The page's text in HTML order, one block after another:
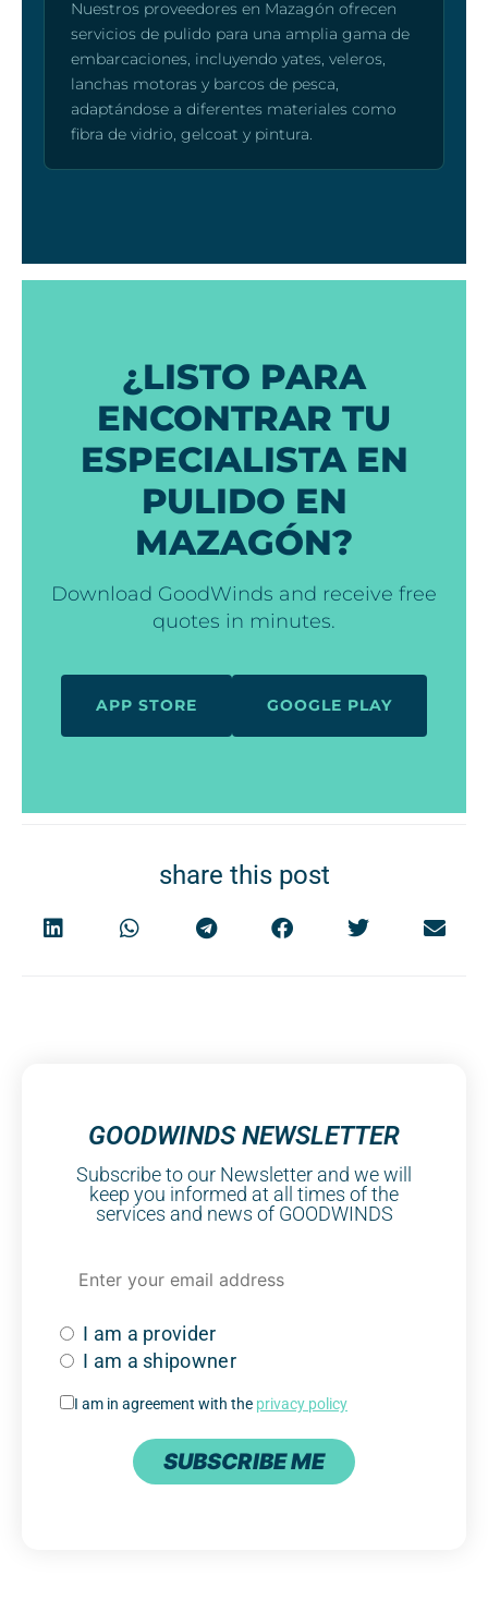
Nuestros proveedores en Mazagón ofrecen
servicios de pulido para una amplia gama de
embarcaciones, incluyendo yates, veleros,
lanchas motoras y barcos de pesca,
adaptándose a diferentes materiales como
fibra de vidrio, gelcoat y pintura.
¿LISTO PARA
ENCONTRAR TU
ESPECIALISTA EN
PULIDO EN
MAZAGÓN?
Download GoodWinds and receive free
quotes in minutes.
APP STORE GOOGLE PLAY
share this post
GOODWINDS NEWSLETTER
Subscribe to our Newsletter and we will
keep you informed at all times of the
services and news of GOODWINDS
I am a provider
I am a shipowner
I am in agreement with the privacy policy
SUBSCRIBE ME